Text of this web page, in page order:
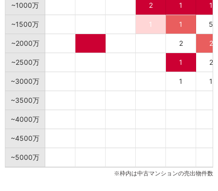
~1000万 2 1 1
~1500万 1 1 5
~2000万 2 2
~2500万 1 2
~3000万 1 1
~3500万
~4000万
~4500万
~5000万
※枠内は中古マンションの売出物件数